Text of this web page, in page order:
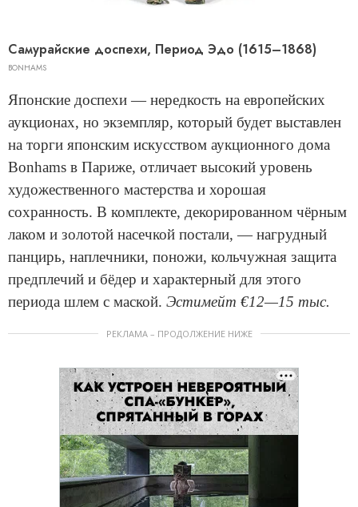
Самурайские доспехи, Период Эдо (1615–1868)
BONHAMS
Японские доспехи — нередкость на европейских
аукционах, но экземпляр, который будет выставлен
на торги японским искусством аукционного дома
Bonhams в Париже, отличает высокий уровень
художественного мастерства и хорошая
сохранность. В комплекте, декорированном чёрным
лаком и золотой насечкой постали, — нагрудный
панцирь, наплечники, поножи, кольчужная защита
предплечий и бёдер и характерный для этого
периода шлем с маской. Эстимейт €12—15 тыс.
РЕКЛАМА – ПРОДОЛЖЕНИЕ НИЖЕ